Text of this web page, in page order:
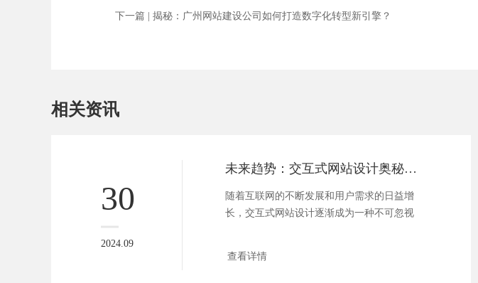
下一篇 | 揭秘：广州网站建设公司如何打造数字化转型新引擎？
相关资讯
30
2024.09
未来趋势：交互式网站设计奥秘解密，用户体验新境界！
随着互联网的不断发展和用户需求的日益增
长，交互式网站设计逐渐成为一种不可忽视
查看详情